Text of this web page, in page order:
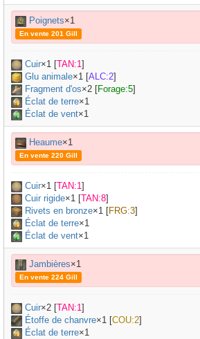
Poignets×1
En vente 201 Gill
Cuir×1 [TAN:1]
Glu animale×1 [ALC:2]
Fragment d'os×2 [Forage:5]
Éclat de terre×1
Éclat de vent×1
Heaume×1
En vente 220 Gill
Cuir×1 [TAN:1]
Cuir rigide×1 [TAN:8]
Rivets en bronze×1 [FRG:3]
Éclat de terre×1
Éclat de vent×1
Jambières×1
En vente 224 Gill
Cuir×2 [TAN:1]
Étoffe de chanvre×1 [COU:2]
Éclat de terre×1